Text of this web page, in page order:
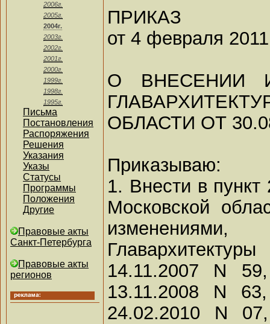
2006г.
2005г.
2004г.
2003г.
2002г.
2001г.
2000г.
1999г.
1998г.
1995г.
Письма
Постановления
Распоряжения
Решения
Указания
Указы
Статусы
Программы
Положения
Другие
Правовые акты
Санкт-Петербурга
Правовые акты
регионов
ПРИКАЗ
от 4 февраля 2011
О ВНЕСЕНИИ
ОБЛАСТИ ОТ
Приказываю:
1. Внести в пункт
Московской
изменениями,
14.11.2007 N
13.11.2008 N
24.02.2010 N